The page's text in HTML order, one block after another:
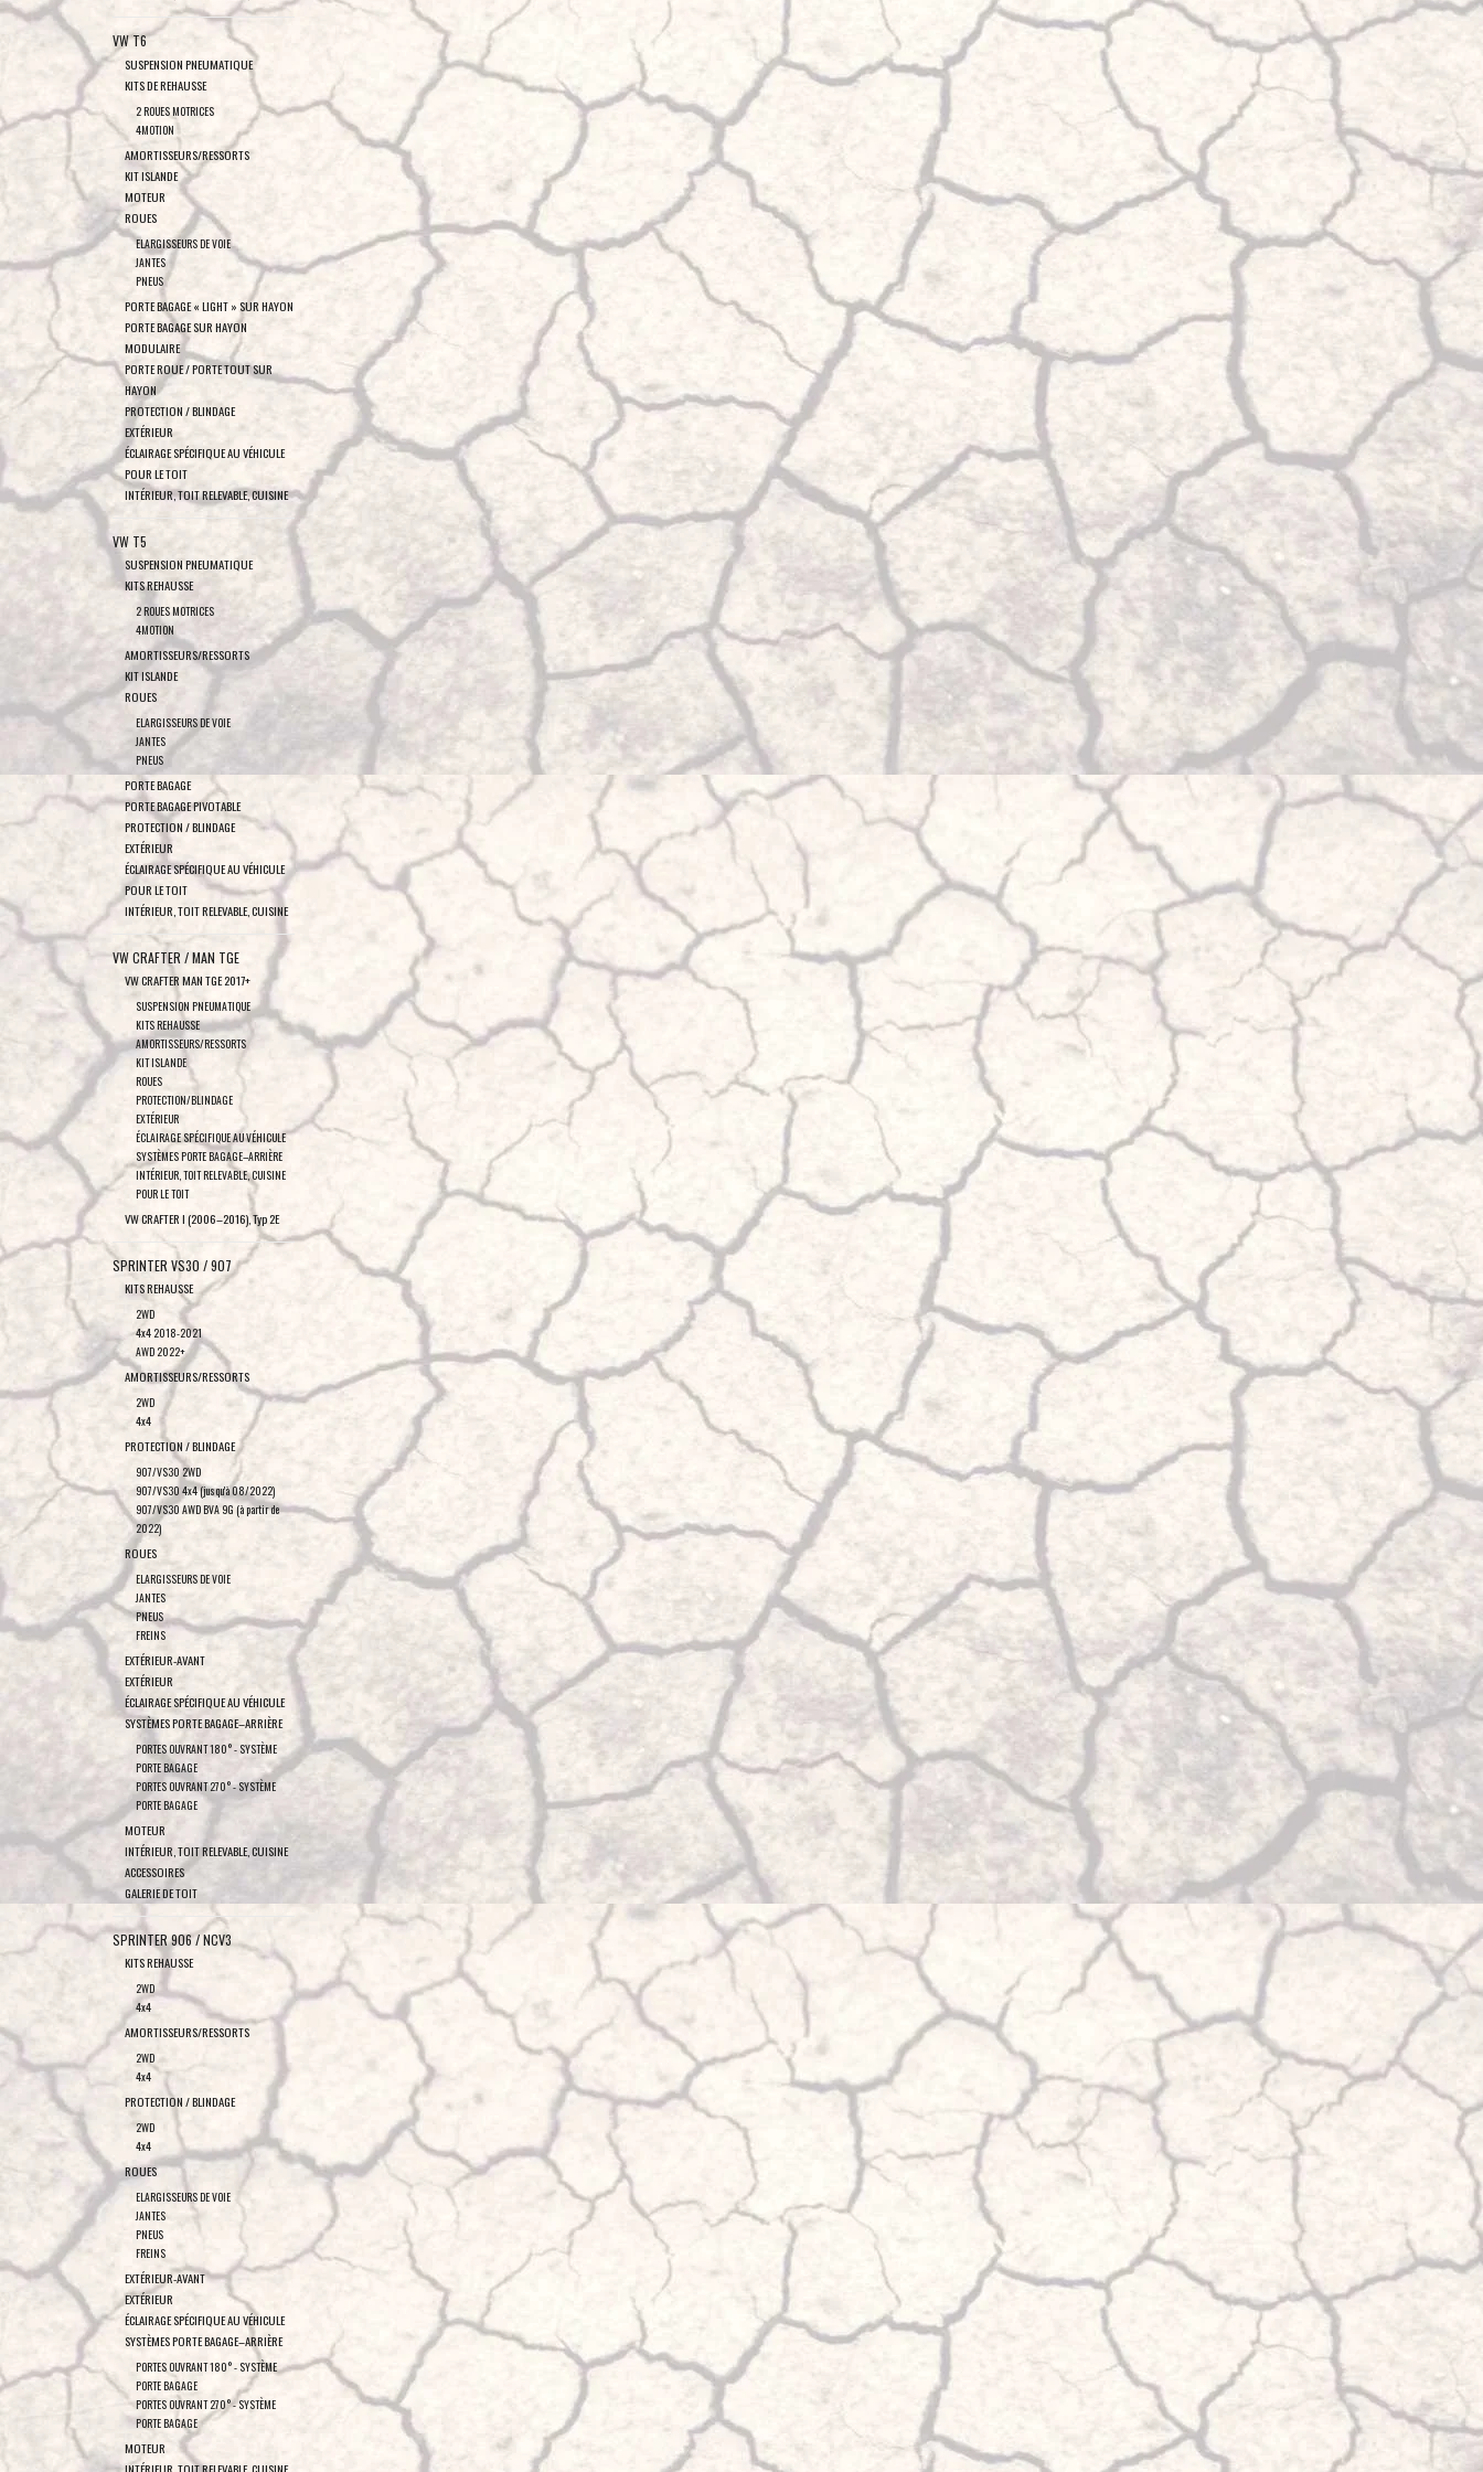
VW T6
SUSPENSION PNEUMATIQUE
KITS DE REHAUSSE
2 ROUES MOTRICES
4MOTION
AMORTISSEURS/RESSORTS
KIT ISLANDE
MOTEUR
ROUES
ELARGISSEURS DE VOIE
JANTES
PNEUS
PORTE BAGAGE « LIGHT » SUR HAYON
PORTE BAGAGE SUR HAYON
MODULAIRE
PORTE ROUE / PORTE TOUT SUR
HAYON
PROTECTION / BLINDAGE
EXTÉRIEUR
ÉCLAIRAGE SPÉCIFIQUE AU VÉHICULE
POUR LE TOIT
INTÉRIEUR, TOIT RELEVABLE, CUISINE
VW T5
SUSPENSION PNEUMATIQUE
KITS REHAUSSE
2 ROUES MOTRICES
4MOTION
AMORTISSEURS/RESSORTS
KIT ISLANDE
ROUES
ELARGISSEURS DE VOIE
JANTES
PNEUS
PORTE BAGAGE
PORTE BAGAGE PIVOTABLE
PROTECTION / BLINDAGE
EXTÉRIEUR
ÉCLAIRAGE SPÉCIFIQUE AU VÉHICULE
POUR LE TOIT
INTÉRIEUR, TOIT RELEVABLE, CUISINE
VW CRAFTER / MAN TGE
VW CRAFTER MAN TGE 2017+
SUSPENSION PNEUMATIQUE
KITS REHAUSSE
AMORTISSEURS/RESSORTS
KIT ISLANDE
ROUES
PROTECTION/BLINDAGE
EXTÉRIEUR
ÉCLAIRAGE SPÉCIFIQUE AU VÉHICULE
SYSTÈMES PORTE BAGAGE–ARRIÈRE
INTÉRIEUR, TOIT RELEVABLE, CUISINE
POUR LE TOIT
VW CRAFTER I (2006–2016), Typ 2E
SPRINTER VS30 / 907
KITS REHAUSSE
2WD
4x4 2018-2021
AWD 2022+
AMORTISSEURS/RESSORTS
2WD
4x4
PROTECTION / BLINDAGE
907/VS30 2WD
907/VS30 4x4 (jusqu'à 08/2022)
907/VS30 AWD BVA 9G (à partir de
2022)
ROUES
ELARGISSEURS DE VOIE
JANTES
PNEUS
FREINS
EXTÉRIEUR-AVANT
EXTÉRIEUR
ÉCLAIRAGE SPÉCIFIQUE AU VÉHICULE
SYSTÈMES PORTE BAGAGE–ARRIÈRE
PORTES OUVRANT 180° - SYSTÈME
PORTE BAGAGE
PORTES OUVRANT 270° - SYSTÈME
PORTE BAGAGE
MOTEUR
INTÉRIEUR, TOIT RELEVABLE, CUISINE
ACCESSOIRES
GALERIE DE TOIT
SPRINTER 906 / NCV3
KITS REHAUSSE
2WD
4x4
AMORTISSEURS/RESSORTS
2WD
4x4
PROTECTION / BLINDAGE
2WD
4x4
ROUES
ELARGISSEURS DE VOIE
JANTES
PNEUS
FREINS
EXTÉRIEUR-AVANT
EXTÉRIEUR
ÉCLAIRAGE SPÉCIFIQUE AU VÉHICULE
SYSTÈMES PORTE BAGAGE–ARRIÈRE
PORTES OUVRANT 180° - SYSTÈME
PORTE BAGAGE
PORTES OUVRANT 270° - SYSTÈME
PORTE BAGAGE
MOTEUR
Ford Transit Custom+, VW T7
(V710) et d'autres véhicules